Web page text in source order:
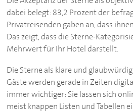
dabei belegt: 83,2 Prozent der
Privatreisenden gaben an, dass
Das zeigt, dass die Sterne-
Mehrwert für Ihr Hotel darstellt.
Die Sterne als klare und
Gäste werden gerade in Zeiten
immer wichtiger: Sie lassen sich
meist knappen Listen und Tabellen